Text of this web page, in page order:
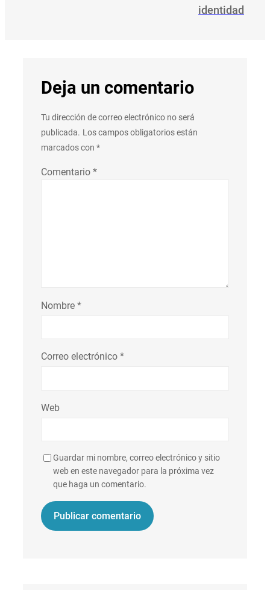
identidad
Deja un comentario
Tu dirección de correo electrónico no será
publicada. Los campos obligatorios están
marcados con *
Comentario *
Nombre *
Correo electrónico *
Web
Guardar mi nombre, correo electrónico y sitio
web en este navegador para la próxima vez
que haga un comentario.